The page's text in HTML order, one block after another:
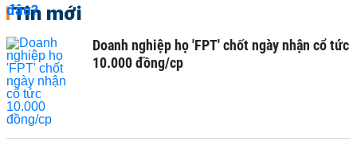
Tin mới
Doanh nghiệp họ 'FPT' chốt ngày nhận cổ tức
10.000 đồng/cp